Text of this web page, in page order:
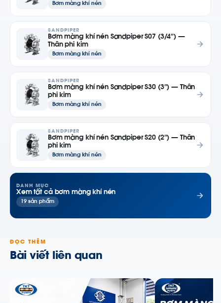
Bơm màng khí nén
SANDPIPER
Bơm màng khí nén Sandpiper S07 (3/4″) —
Thân phi kim
Bơm màng khí nén
SANDPIPER
Bơm màng khí nén Sandpiper S30 (3″) — Thân
phi kim
Bơm màng khí nén
SANDPIPER
Bơm màng khí nén Sandpiper S20 (2″) — Thân
phi kim
Bơm màng khí nén
DANH MỤC
Xem tất cả bơm màng khí nén
19 sản phẩm
ĐỌC THÊM
Bài viết liên quan